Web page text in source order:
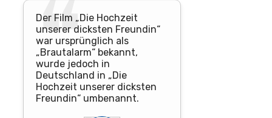
Der Film „Die Hochzeit
unserer dicksten Freundin“
war ursprünglich als
„Brautalarm“ bekannt,
wurde jedoch in
Deutschland in „Die
Hochzeit unserer dicksten
Freundin“ umbenannt.